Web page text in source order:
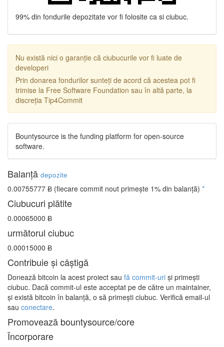
99% din fondurile depozitate vor fi folosite ca si ciubuc.
Nu există nici o garanție că ciubucurile vor fi luate de
developeri
Prin donarea fondurilor sunteți de acord că acestea pot fi
trimise la Free Software Foundation sau în altă parte, la
discreția Tip4Commit
Bountysource is the funding platform for open-source
software.
Balanță depozite
0.00755777 Ƀ (fiecare commit nout primește 1% din balanță) *
Ciubucuri plătite
0.00065000 Ƀ
următorul ciubuc
0.00015000 Ƀ
Contribuie și câștigă
Donează bitcoin la acest proiect sau fă commit-uri și primești
ciubuc. Dacă commit-ul este acceptat pe de către un maintainer,
și există bitcoin în balanță, o să primești ciubuc. Verifică email-ul
sau conectare.
Promovează bountysource/core
Încorporare